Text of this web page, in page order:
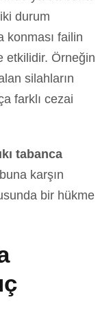
durum
konması failin
etkilidir. Örneğin
silahların
farklı cezai
tabanca
karşın
bir hükme